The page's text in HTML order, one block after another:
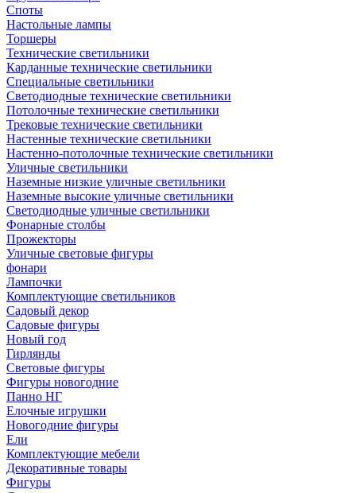
Споты
Настольные лампы
Торшеры
Технические светильники
Карданные технические светильники
Специальные светильники
Светодиодные технические светильники
Потолочные технические светильники
Трековые технические светильники
Настенные технические светильники
Настенно-потолочные технические светильники
Уличные светильники
Наземные низкие уличные светильники
Наземные высокие уличные светильники
Светодиодные уличные светильники
Фонарные столбы
Прожекторы
Уличные световые фигуры
фонари
Лампочки
Комплектующие светильников
Садовый декор
Садовые фигуры
Новый год
Гирлянды
Световые фигуры
Фигуры новогодние
Панно НГ
Елочные игрушки
Новогодние фигуры
Ели
Комплектующие мебели
Декоративные товары
Фигуры